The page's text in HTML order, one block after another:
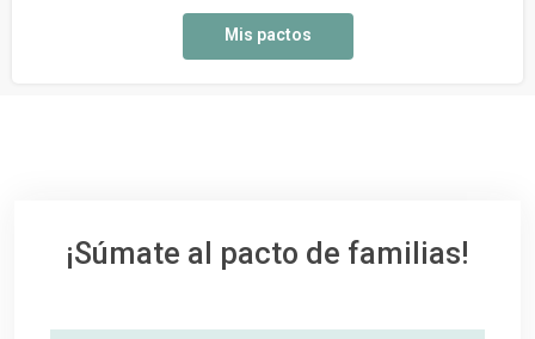
Mis pactos
¡Súmate al pacto de familias!